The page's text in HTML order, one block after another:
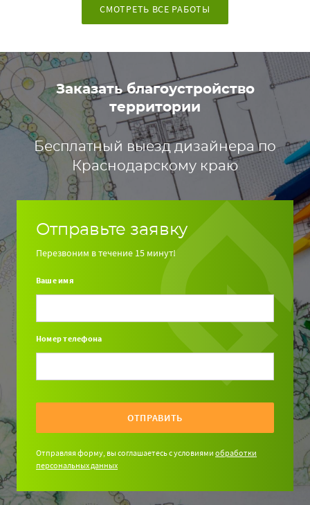
СМОТРЕТЬ ВСЕ РАБОТЫ
Заказать благоустройство
территории
Бесплатный выезд дизайнера по
Краснодарскому краю
Отправьте заявку
Перезвоним в течение 15 минут!
Ваше имя
Номер телефона
ОТПРАВИТЬ
Отправляя форму, вы соглашаетесь с условиями обработки
персональных данных